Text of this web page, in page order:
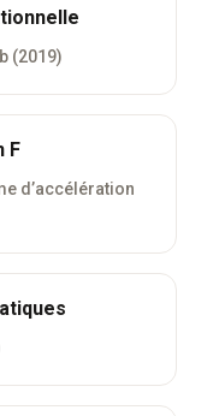
(2019)
F
d’accélération